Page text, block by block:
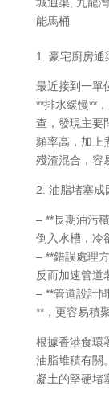
能馬桶
1. 豪宅廚房通
最近接到一單
**排水緩慢**
查，發現主要
頻率高，加上
殘渣混合，容
2. 油脂堵塞成
– **長期油污
倒入水槽，冷
– **錯誤處理
反而加速管道
– **管道設計
**，更容易積
根據香港食環
油脂堆積有關
凝土的堅硬堵